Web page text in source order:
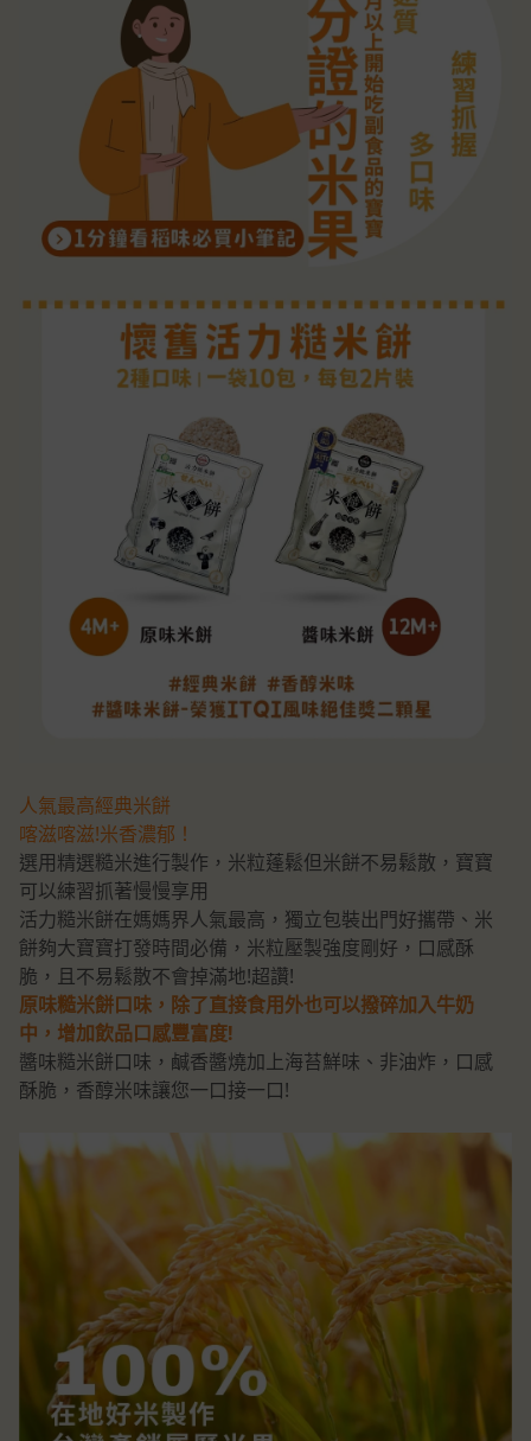
人氣最高經典米餅
喀滋喀滋!米香濃郁！
選用精選糙米進行製作，米粒蓬鬆但米餅不易鬆散，寶寶
可以練習抓著慢慢享用
活力糙米餅在媽媽界人氣最高，獨立包裝出門好攜帶、米
餅夠大寶寶打發時間必備，米粒壓製強度剛好，口感酥
脆，且不易鬆散不會掉滿地!超讚!
原味糙米餅口味，除了直接食用外也可以撥碎加入牛奶
中，增加飲品口感豐富度!
醬味糙米餅口味，鹹香醬燒加上海苔鮮味、非油炸，口感
酥脆，香醇米味讓您一口接一口!